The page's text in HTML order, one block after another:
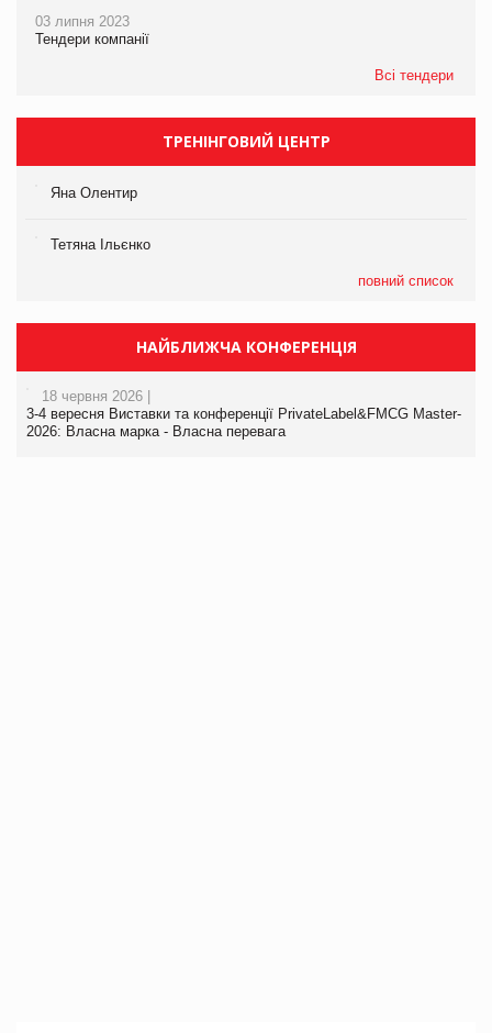
03 липня 2023
Тендери компанії
Всі тендери
ТРЕНІНГОВИЙ ЦЕНТР
Яна Олентир
Тетяна Ільєнко
повний список
НАЙБЛИЖЧА КОНФЕРЕНЦІЯ
18 червня 2026 |
3-4 вересня Виставки та конференції PrivateLabel&FMCG Master-
2026: Власна марка - Власна перевага